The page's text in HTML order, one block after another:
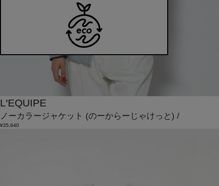
L'EQUIPE
ノーカラージャケット (のーからーじゃけっと) /
¥35,640